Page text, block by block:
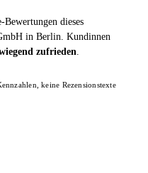
Bewertungen dieses
in Berlin. Kundinnen
zufrieden.
keine Rezensionstexte